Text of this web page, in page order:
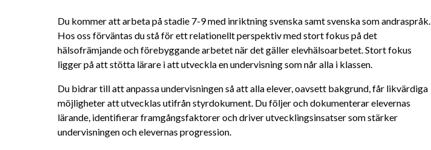
Du kommer att arbeta på stadie 7-9 med inriktning svenska samt svenska som andraspråk.
Hos oss förväntas du stå för ett relationellt perspektiv med stort fokus på det
hälsofrämjande och förebyggande arbetet när det gäller elevhälsoarbetet. Stort fokus
ligger på att stötta lärare i att utveckla en undervisning som når alla i klassen.
Du bidrar till att anpassa undervisningen så att alla elever, oavsett bakgrund, får likvärdiga
möjligheter att utvecklas utifrån styrdokument. Du följer och dokumenterar elevernas
lärande, identifierar framgångsfaktorer och driver utvecklingsinsatser som stärker
undervisningen och elevernas progression.